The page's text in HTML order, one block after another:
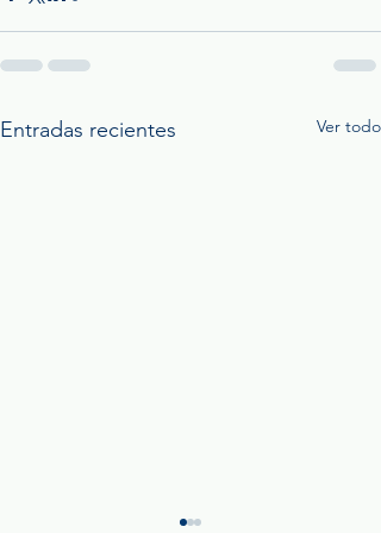
Entradas recientes Ver todo